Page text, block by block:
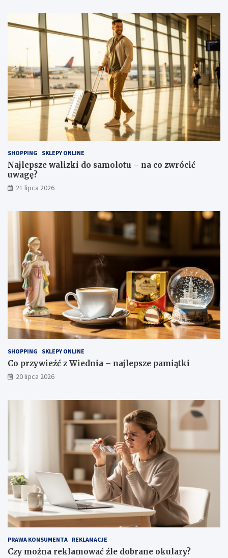
SHOPPING SKLEPY ONLINE
Najlepsze walizki do samolotu – na co zwrócić
uwagę?
21 lipca 2026
SHOPPING SKLEPY ONLINE
Co przywieźć z Wiednia – najlepsze pamiątki
20 lipca 2026
PRAWA KONSUMENTA REKLAMACJE
Czy można reklamować źle dobrane okulary?